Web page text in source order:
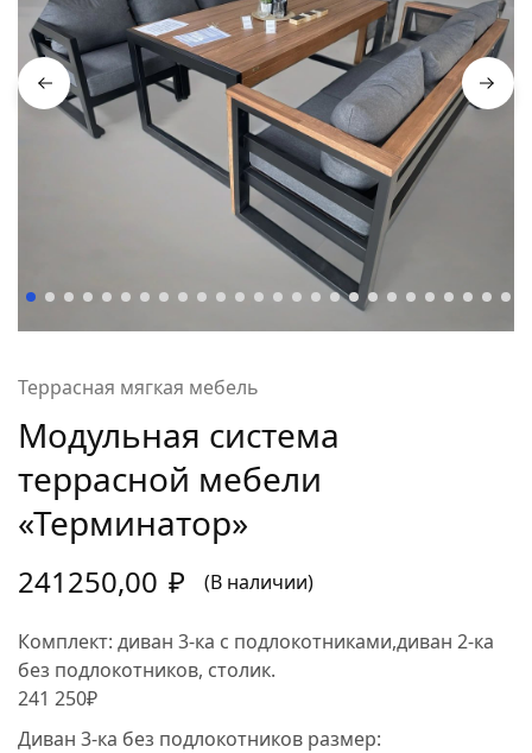
Террасная мягкая мебель
Модульная система
террасной мебели
«Терминатор»
241250,00 ₽ (В наличии)
Комплект: диван 3-ка с подлокотниками,диван 2-ка
без подлокотников, столик.
241 250₽
Диван 3-ка без подлокотников размер: